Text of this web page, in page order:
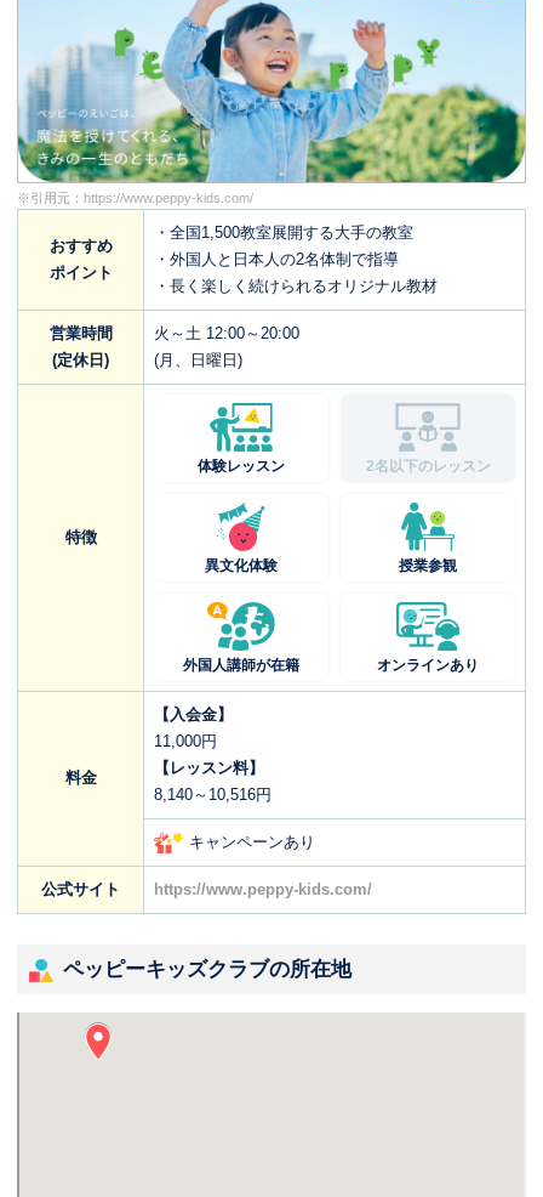
※引用元： https://www.peppy-kids.com/
おすすめ
ポイント
・全国1,500教室展開する大手の教室
・外国人と日本人の2名体制で指導
・長く楽しく続けられるオリジナル教材
営業時間
(定休日)
火～土 12:00～20:00
(月、日曜日)
特徴
体験レッスン 2名以下のレッスン
異文化体験 授業参観
外国人講師が在籍 オンラインあり
料金
【入会金】
11,000円
【レッスン料】
8,140～10,516円
キャンペーンあり
公式サイト https://www.peppy-kids.com/
ペッピーキッズクラブの所在地